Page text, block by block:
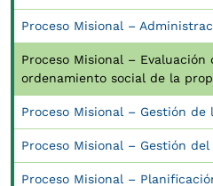
Proceso Misional –
Proceso Misional –
ordenamiento social de la
Proceso Misional – Gestión de
Proceso Misional – Gestión
Proceso Misional –